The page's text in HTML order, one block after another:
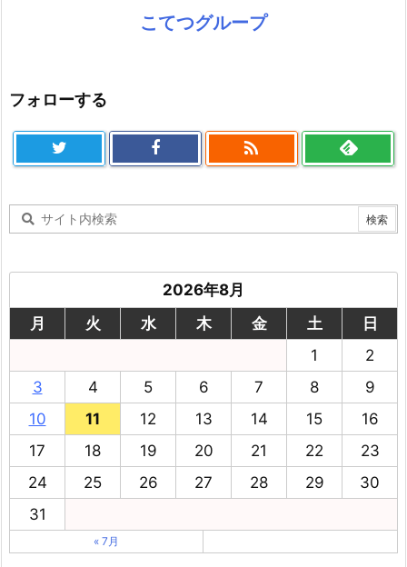
こてつグループ
フォローする

2026年8月
月
火 水 木 金 土
日
1
2
3
4 5 6 7 8
9
10
11 12 13 14 15
16
17
18 19 20 21 22
23
24
25 26 27 28 29
30
31
« 7月